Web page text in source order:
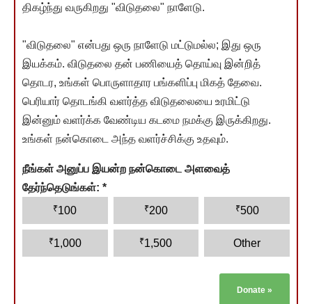
திகழ்ந்து வருகிறது "விடுதலை" நாளேடு.
"விடுதலை" என்பது ஒரு நாளேடு மட்டுமல்ல; இது ஒரு
இயக்கம். விடுதலை தன் பணியைத் தொய்வு இன்றித்
தொடர, உங்கள் பொருளாதார பங்களிப்பு மிகத் தேவை.
பெரியார் தொடங்கி வளர்த்த விடுதலையை உரமிட்டு
இன்னும் வளர்க்க வேண்டிய கடமை நமக்கு இருக்கிறது.
உங்கள் நன்கொடை அந்த வளர்ச்சிக்கு உதவும்.
நீங்கள் அனுப்ப இயன்ற நன்கொடை அளவைத்
தேர்ந்தெடுங்கள்: *
₹100 ₹200 ₹500
₹1,000 ₹1,500 Other
Donate »